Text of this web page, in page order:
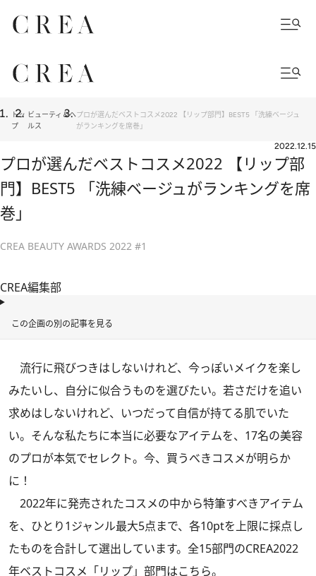
トッ
プ
ビューティ＆ヘ
ルス
プロが選んだベストコスメ2022 【リップ部門】BEST5 「洗練ベージュ
がランキングを席巻」
2022.12.15
プロが選んだベストコスメ2022 【リップ部
門】BEST5 「洗練ベージュがランキングを席
巻」
CREA BEAUTY AWARDS 2022 #1
CREA編集部
この企画の別の記事を見る
流行に飛びつきはしないけれど、今っぽいメイクを楽し
みたいし、自分に似合うものを選びたい。若さだけを追い
求めはしないけれど、いつだって自信が持てる肌でいた
い。そんな私たちに本当に必要なアイテムを、17名の美容
のプロが本気でセレクト。今、買うべきコスメが明らか
に！
2022年に発売されたコスメの中から特筆すべきアイテム
を、ひとり1ジャンル最大5点まで、各10ptを上限に採点し
たものを合計して選出しています。全15部門のCREA2022
年ベストコスメ「リップ」部門はこちら。